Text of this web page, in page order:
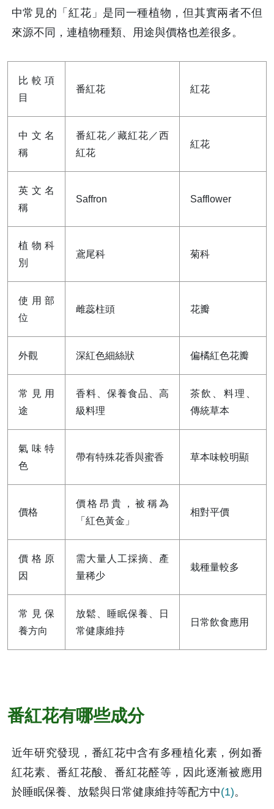
中常見的「紅花」是同一種植物，但其實兩者不但
來源不同，連植物種類、用途與價格也差很多。
比較項
目
番紅花 紅花
中文名
稱
番紅花／藏紅花／西
紅花
紅花
英文名
稱
Saffron Safflower
植物科
別
鳶尾科 菊科
使用部
位
雌蕊柱頭 花瓣
外觀 深紅色細絲狀 偏橘紅色花瓣
常見用
途
香料、保養食品、高
級料理
茶飲、料理、
傳統草本
氣味特
色
帶有特殊花香與蜜香 草本味較明顯
價格
價格昂貴，被稱為
「紅色黃金」
相對平價
價格原
因
需大量人工採摘、產
量稀少
栽種量較多
常見保
養方向
放鬆、睡眠保養、日
常健康維持
日常飲食應用
番紅花有哪些成分
近年研究發現，番紅花中含有多種植化素，例如番
紅花素、番紅花酸、番紅花醛等，因此逐漸被應用
於睡眠保養、放鬆與日常健康維持等配方中(1)。